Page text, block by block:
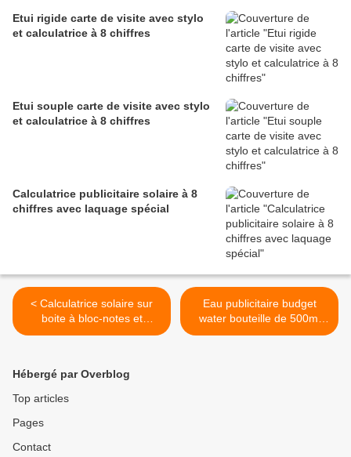
Etui rigide carte de visite avec stylo
et calculatrice à 8 chiffres
Etui souple carte de visite avec stylo
et calculatrice à 8 chiffres
Calculatrice publicitaire solaire à 8
chiffres avec laquage spécial
< Calculatrice solaire sur
boite à bloc-notes et
onglets - publicitaire
Eau publicitaire budget
water bouteille de 500ml
bouchon à vis >
Hébergé par Overblog
Top articles
Pages
Contact